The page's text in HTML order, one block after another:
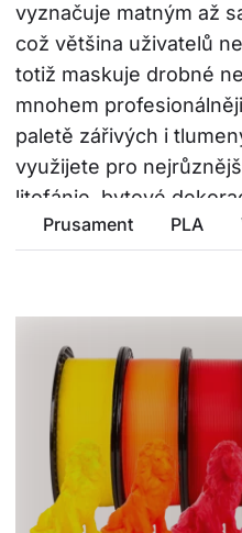
Prusament PLA
vyznačuje matným až
což většina uživatelů
totiž maskuje drobné
mnohem
paletě zářivých i
využijete pro
litofánie, bytové
kostýmů a mnoho